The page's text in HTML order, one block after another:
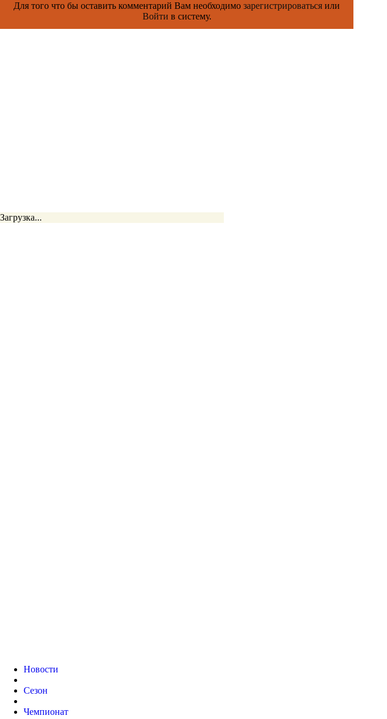
Для того что бы оставить комментарий Вам необходимо зарегистрироваться или
Войти в систему.
Загрузка...
Новости
Сезон
Чемпионат